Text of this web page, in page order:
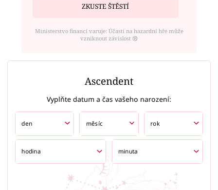
ZKUSTE ŠTĚSTÍ
Ministerstvo financí varuje: Účastí na hazardní hře může
vzniknout závislost ⑱
Ascendent
Vyplňte datum a čas vašeho narození: